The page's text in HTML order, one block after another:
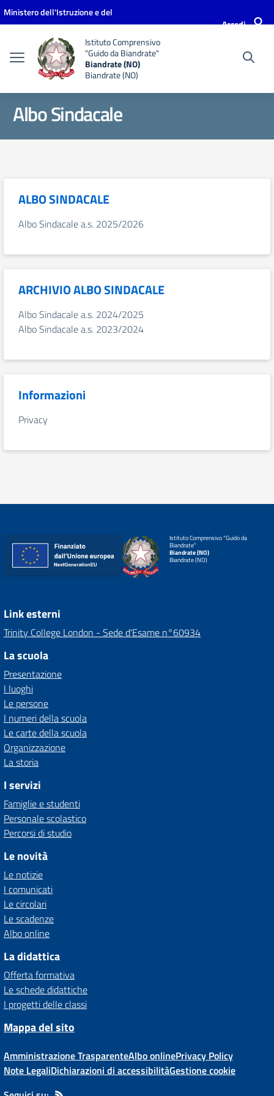
Vai ai contenuti
Vai al menu di navigazione
Vai al footer
Ministero dell'Istruzione e del
Accedi
Istituto Comprensivo
"Guido da Biandrate"
Biandrate (NO)
Biandrate (NO)
Albo Sindacale
ALBO SINDACALE
Albo Sindacale a.s. 2025/2026
ARCHIVIO ALBO SINDACALE
Albo Sindacale a.s. 2024/2025
Albo Sindacale a.s. 2023/2024
Informazioni
Privacy
Istituto Comprensivo "Guido da
Biandrate"
Biandrate (NO)
Biandrate (NO)
Link esterni
Trinity College London - Sede d'Esame n°60934
La scuola
Presentazione
I luoghi
Le persone
I numeri della scuola
Le carte della scuola
Organizzazione
La storia
I servizi
Famiglie e studenti
Personale scolastico
Percorsi di studio
Le novità
Le notizie
I comunicati
Le circolari
Le scadenze
Albo online
La didattica
Offerta formativa
Le schede didattiche
I progetti delle classi
Mappa del sito
Amministrazione TrasparenteAlbo onlinePrivacy Policy
Note LegaliDichiarazioni di accessibilitàGestione cookie